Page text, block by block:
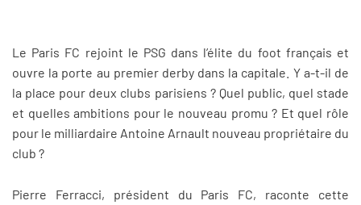
Le Paris FC rejoint le PSG dans l’élite du foot français et
ouvre la porte au premier derby dans la capitale. Y a-t-il de
la place pour deux clubs parisiens ? Quel public, quel stade
et quelles ambitions pour le nouveau promu ? Et quel rôle
pour le milliardaire Antoine Arnault nouveau propriétaire du
club ?
Pierre Ferracci, président du Paris FC, raconte cette